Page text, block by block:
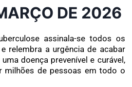
DE 2026
assinala-se todos os
relembra a urgência de acabar
doença prevenível e curável,
milhões de pessoas em todo o